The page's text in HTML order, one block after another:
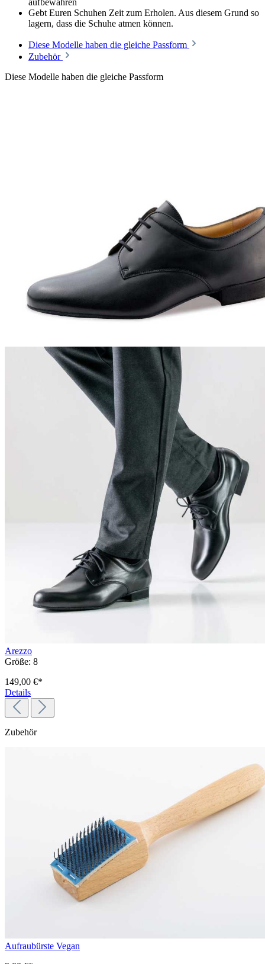
aufbewahren
Gebt Euren Schuhen Zeit zum Erholen. Aus diesem Grund so
lagern, dass die Schuhe atmen können.
Diese Modelle haben die gleiche Passform
Zubehör
Diese Modelle haben die gleiche Passform
Arezzo
Größe: 8
149,00 €*
Details
Zubehör
Aufraubürste Vegan